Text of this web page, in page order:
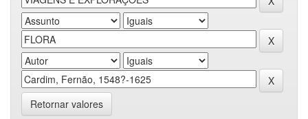
Retornar valores